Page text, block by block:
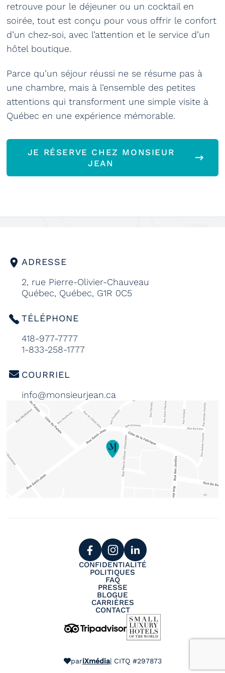
retrouve pour le déjeuner ou un cocktail en
soirée, tout est conçu pour vous offrir le confort
d’un chez-soi, avec l’attention et le service d’un
hôtel boutique.
Parce qu’un séjour réussi ne se résume pas à
une chambre, mais à l’ensemble des petites
attentions qui transforment une simple visite à
Québec en une expérience mémorable.
JE RÉSERVE CHEZ MONSIEUR
JEAN
ADRESSE
2, rue Pierre-Olivier-Chauveau
Québec, Québec, G1R 0C5
TÉLÉPHONE
418-977-7777
1-833-258-1777
COURRIEL
info@monsieurjean.ca
CONFIDENTIALITÉ
POLITIQUES
FAQ
PRESSE
BLOGUE
CARRIÈRES
CONTACT
pariXmédia| CITQ #297873